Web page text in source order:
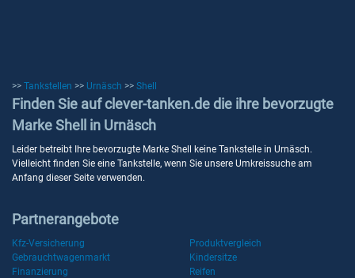
>> Tankstellen >> Urnäsch >> Shell
Finden Sie auf clever-tanken.de die ihre bevorzugte
Marke Shell in Urnäsch
Leider betreibt Ihre bevorzugte Marke Shell keine Tankstelle in Urnäsch.
Vielleicht finden Sie eine Tankstelle, wenn Sie unsere Umkreissuche am
Anfang dieser Seite verwenden.
Partnerangebote
Kfz-Versicherung
Produktvergleich
Gebrauchtwagenmarkt
Kindersitze
Finanzierung
Reifen